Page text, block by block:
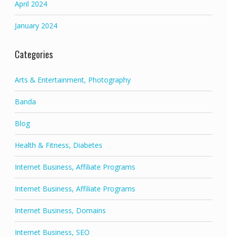
April 2024
January 2024
Categories
Arts & Entertainment, Photography
Banda
Blog
Health & Fitness, Diabetes
Internet Business, Affiliate Programs
Internet Business, Affiliate Programs
Internet Business, Domains
Internet Business, SEO